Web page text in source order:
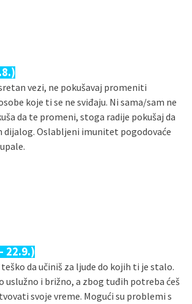
vezi, ne pokušavaj promeniti
koje ti se ne sviđaju. Ni sama/sam ne
da te promeni, stoga radije pokušaj da
dijalog. Oslabljeni imunitet pogodovaće
22.9.)
da učiniš za ljude do kojih ti je stalo.
uslužno i brižno, a zbog tuđih potreba ćeš
svoje vreme. Mogući su problemi s